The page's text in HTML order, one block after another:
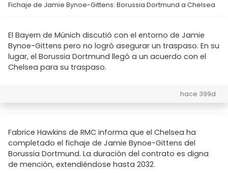
Fichaje de Jamie Bynoe-Gittens: Borussia Dortmund a Chelsea
El Bayern de Múnich discutió con el entorno de Jamie
Bynoe-Gittens pero no logró asegurar un traspaso. En su
lugar, el Borussia Dortmund llegó a un acuerdo con el
Chelsea para su traspaso.
hace 399d
Fabrice Hawkins de RMC informa que el Chelsea ha
completado el fichaje de Jamie Bynoe-Gittens del
Borussia Dortmund. La duración del contrato es digna
de mención, extendiéndose hasta 2032.